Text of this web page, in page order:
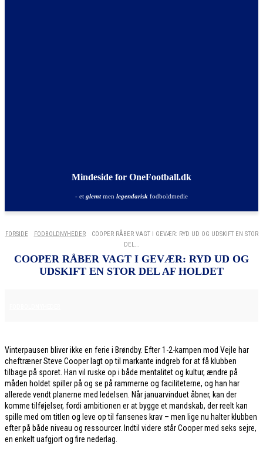
Mindeside for OneFootball.dk
- et glemtmen legendarisk fodboldmedie
FORSIDE FODBOLDNYHEDER
COOPER RÅBER VAGT I GEVÆR: RYD UD OG UDSKIFT EN STOR
DEL...
COOPER RÅBER VAGT I GEVÆR: RYD UD OG
UDSKIFT EN STOR DEL AF HOLDET
Vinterpausen bliver ikke en ferie i Brøndby. Efter 1-2-kampen mod Vejle har
cheftræner Steve Cooper lagt op til markante indgreb for at få klubben
tilbage på sporet. Han vil ruske op i både mentalitet og kultur, ændre på
måden holdet spiller på og se på rammerne og faciliteterne, og han har
allerede vendt planerne med ledelsen. Når januarvinduet åbner, kan der
komme tilføjelser, fordi ambitionen er at bygge et mandskab, der reelt kan
spille med om titlen og leve op til fansenes krav – men lige nu halter klubben
efter på både niveau og ressourcer. Indtil videre står Cooper med seks sejre,
en enkelt uafgjort og fire nederlag.